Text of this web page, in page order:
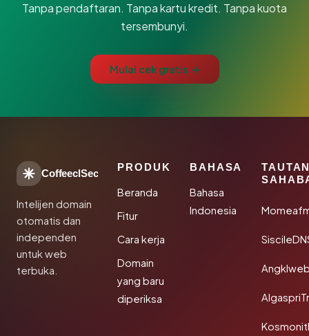
Tanpa pendaftaran. Tanpa kartu kredit. Tanpa kuota
tersembunyi.
Mulai cek gratis →
CoffeeclSec
Intelijen domain
otomatis dan
independen
untuk web
terbuka.
PRODUK
Beranda
Fitur
Cara kerja
Domain
yang baru
diperiksa
BAHASA
Bahasa
Indonesia